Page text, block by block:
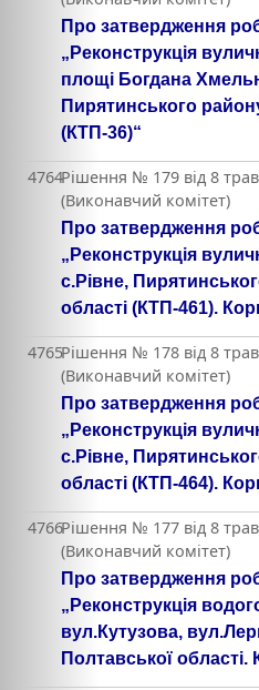
Про затвердження
„Реконструкція
площі Богдана
Пирятинського
(КТП-36)“
4764Рішення № 179 від 8
(Виконавчий комітет)
Про затвердження
„Реконструкція
с.Рівне,
області (КТП-461).
4765Рішення № 178 від 8
(Виконавчий комітет)
Про затвердження
„Реконструкція
с.Рівне,
області (КТП-464).
4766Рішення № 177 від 8
(Виконавчий комітет)
Про затвердження
„Реконструкція
вул.Кутузова,
Полтавської області.